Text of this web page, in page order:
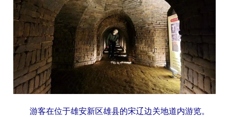
游客在位于雄安新区雄县的宋辽边关地道内游览。